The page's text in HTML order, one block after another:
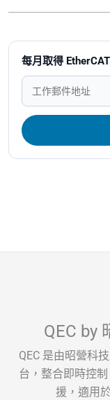
每月取得
QEC by
QEC 是由昭營科
台，整合即時控
援，適用